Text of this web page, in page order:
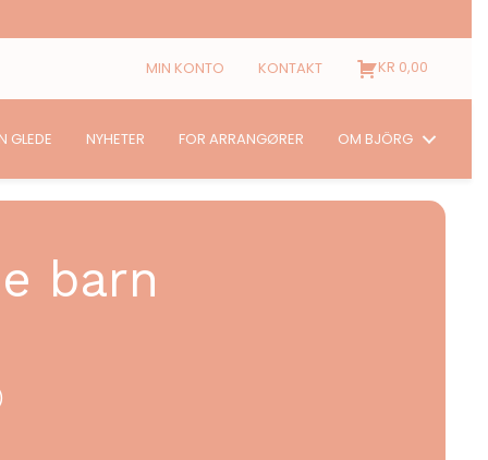
MIN KONTO KONTAKT KR 0,00
GLEDE NYHETER FOR ARRANGØRER OM BJÖRG
barn